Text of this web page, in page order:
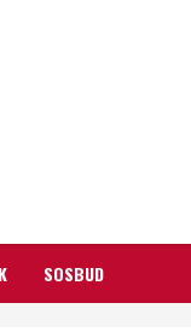
SOSBUD